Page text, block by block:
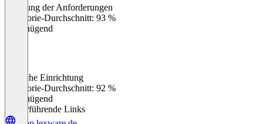
Erfüllung der Anforderungen
Kategorie-Durchschnitt: 93 %
Ungenügend
Einfache Einrichtung
Kategorie-Durchschnitt: 92 %
Ungenügend
Weiterführende Links